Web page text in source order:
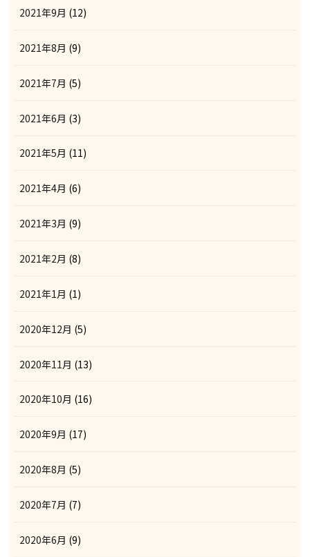
2021年9月 (12)
2021年8月 (9)
2021年7月 (5)
2021年6月 (3)
2021年5月 (11)
2021年4月 (6)
2021年3月 (9)
2021年2月 (8)
2021年1月 (1)
2020年12月 (5)
2020年11月 (13)
2020年10月 (16)
2020年9月 (17)
2020年8月 (5)
2020年7月 (7)
2020年6月 (9)